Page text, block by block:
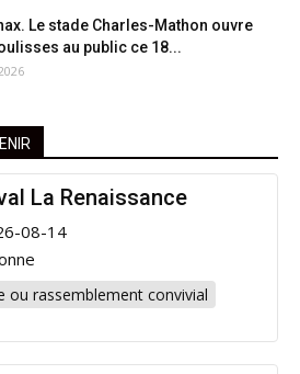
Le stade Charles-Mathon ouvre
au public ce 18...
La Renaissance
08-14
ou rassemblement convivial